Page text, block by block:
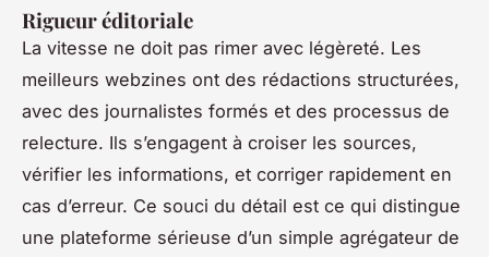
Rigueur éditoriale
La vitesse ne doit pas rimer avec légèreté. Les
meilleurs webzines ont des rédactions structurées,
avec des journalistes formés et des processus de
relecture. Ils s’engagent à croiser les sources,
vérifier les informations, et corriger rapidement en
cas d’erreur. Ce souci du détail est ce qui distingue
une plateforme sérieuse d’un simple agrégateur de